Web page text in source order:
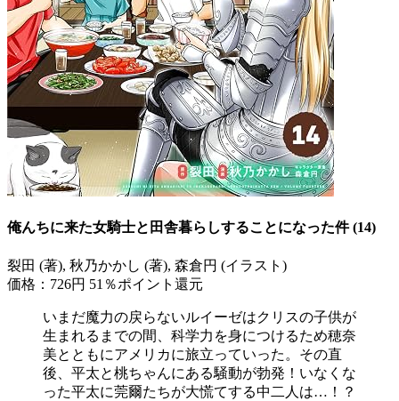
俺んちに来た女騎士と田舎暮らしすることになった件 (14)
裂田 (著), 秋乃かかし (著), 森倉円 (イラスト)
価格：726円 51％ポイント還元
いまだ魔力の戻らないルイーゼはクリスの子供が
生まれるまでの間、科学力を身につけるため穂奈
美とともにアメリカに旅立っていった。その直
後、平太と桃ちゃんにある騒動が勃発！いなくな
った平太に莞爾たちが大慌てする中二人は…！？